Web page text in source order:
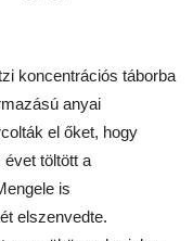
koncentrációs táborba
anyai
el őket, hogy
töltött a
is
elszenvedte.